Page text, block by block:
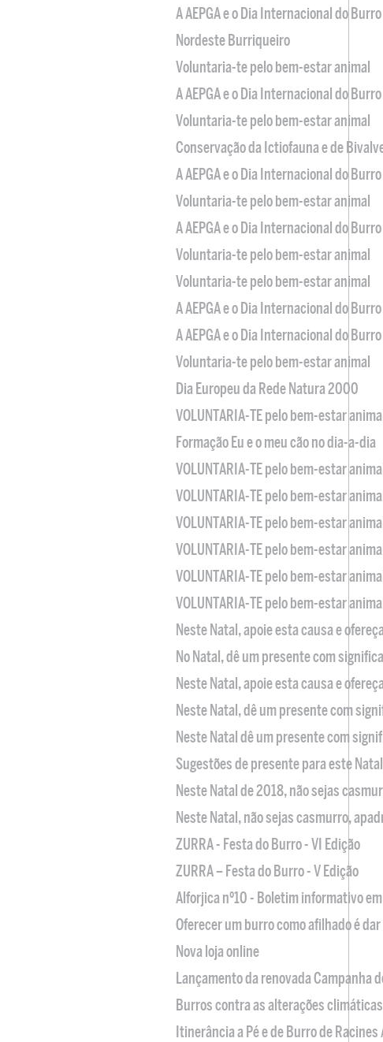
A AEPGA e o Dia Internacional do Burro
Nordeste Burriqueiro
Voluntaria-te pelo bem-estar animal
A AEPGA e o Dia Internacional do Burro
Voluntaria-te pelo bem-estar animal
Conservação da Ictiofauna e de
A AEPGA e o Dia Internacional do Burro
Voluntaria-te pelo bem-estar animal
A AEPGA e o Dia Internacional do Burro
Voluntaria-te pelo bem-estar animal
Voluntaria-te pelo bem-estar animal
A AEPGA e o Dia Internacional do Burro
A AEPGA e o Dia Internacional do Burro
Voluntaria-te pelo bem-estar animal
Dia Europeu da Rede Natura 2000
VOLUNTARIA-TE pelo bem-estar animal
Formação Eu e o meu cão no dia-a-dia
VOLUNTARIA-TE pelo bem-estar animal
VOLUNTARIA-TE pelo bem-estar animal
VOLUNTARIA-TE pelo bem-estar animal
VOLUNTARIA-TE pelo bem-estar animal
VOLUNTARIA-TE pelo bem-estar animal
VOLUNTARIA-TE pelo bem-estar animal
Neste Natal, apoie esta causa e
No Natal, dê um presente com
Neste Natal, apoie esta causa e
Neste Natal, dê um presente com
Neste Natal dê um presente com
Sugestões de presente para este Natal
Neste Natal de 2018, não sejas
Neste Natal, não sejas casmurro,
ZURRA - Festa do Burro - VI Edição
ZURRA – Festa do Burro - V Edição
Alforjica nº10 - Boletim informativo
Oferecer um burro como afilhado é
Nova loja online
Lançamento da renovada Campanha
Burros contra as alterações climáticas
Itinerância a Pé e de Burro de